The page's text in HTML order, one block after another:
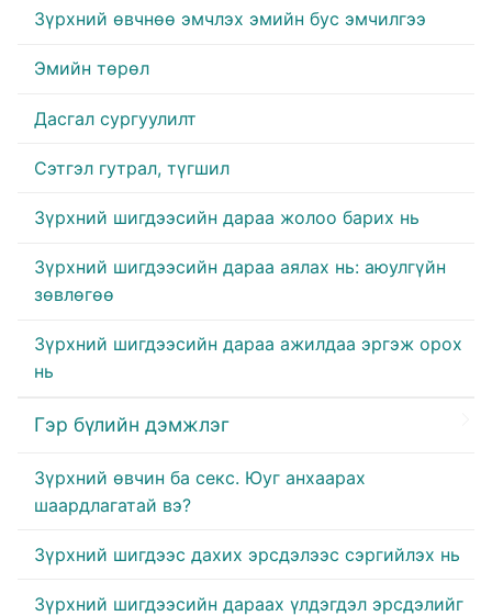
Зүрхний өвчнөө эмчлэх эмийн бус эмчилгээ
Эмийн төрөл
Дасгал сургуулилт
Сэтгэл гутрал, түгшил
Зүрхний шигдээсийн дараа жолоо барих нь
Зүрхний шигдээсийн дараа аялах нь: аюулгүйн
зөвлөгөө
Зүрхний шигдээсийн дараа ажилдаа эргэж орох
нь
Гэр бүлийн дэмжлэг
Зүрхний өвчин ба секс. Юуг анхаарах
шаардлагатай вэ?
Зүрхний шигдээс дахих эрсдэлээс сэргийлэх нь
Зүрхний шигдээсийн дараах үлдэгдэл эрсдэлийг